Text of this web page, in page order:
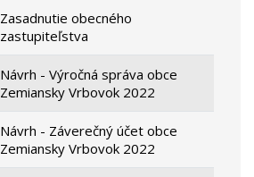
Zasadnutie obecného
zastupiteľstva
Návrh - Výročná správa obce
Zemiansky Vrbovok 2022
Návrh - Záverečný účet obce
Zemiansky Vrbovok 2022